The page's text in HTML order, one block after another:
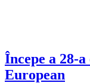
Începe a 28-
European